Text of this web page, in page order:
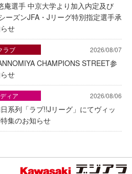
庵選手 中京大学より加入内定及び
ーズンJFA・Jリーグ特別指定選手承
せ
2026/08/07
CHAMPIONS STREET参
せ
ラブ
2026/08/06
系列「ラブ!!Jリーグ」にてヴィッ
集のお知らせ
ィア